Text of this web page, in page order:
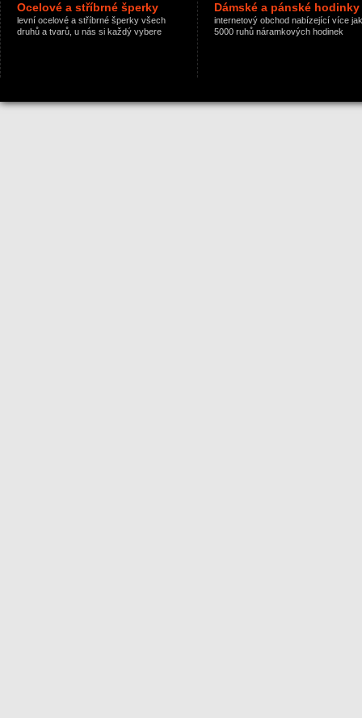
Ocelové a stříbrné šperky
levní ocelové a stříbrné šperky všech
druhů a tvarů, u nás si každý vybere
Dámské a pánské hodinky
internetový obchod nabízející více jak
5000 ruhů náramkových hodinek